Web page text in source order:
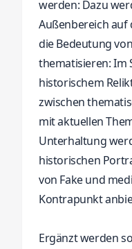
werden: Dazu
Außenbereich
die Bedeutung
thematisieren: Im
historischem
zwischen
mit aktuellen
Unterhaltung
historischen
von Fake und
Kontrapunkt
Ergänzt werden